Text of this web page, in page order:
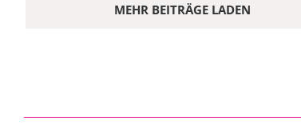
MEHR BEITRÄGE LADEN